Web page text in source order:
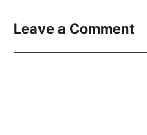
Leave a Comment